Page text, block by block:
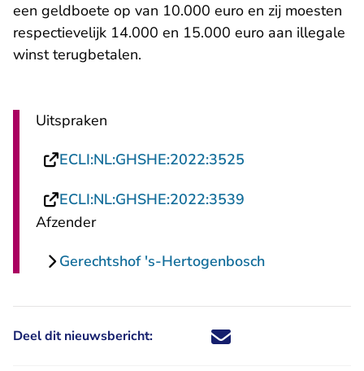
een geldboete op van 10.000 euro en zij moesten
respectievelijk 14.000 en 15.000 euro aan illegale
winst terugbetalen.
Uitspraken
ECLI:NL:GHSHE:2022:3525
ECLI:NL:GHSHE:2022:3539
Afzender
Gerechtshof 's-Hertogenbosch
Deel dit nieuwsbericht: Deel dit nieuwsbericht via X -
Deel dit nieuwsbericht via
Deel dit nieuwsbericht
Deel dit